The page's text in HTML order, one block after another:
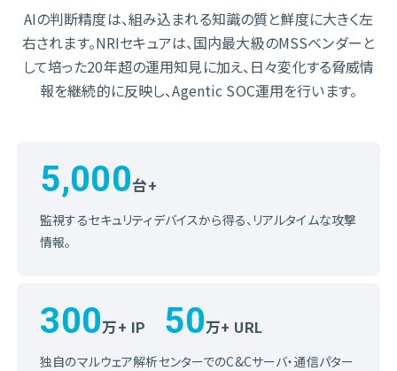
AIの判断精度は、組み込まれる知識の質と鮮度に大きく左
右されます。NRIセキュアは、国内最大級のMSSベンダーと
して培った20年超の運用知見に加え、 日々変化する脅威情
報を継続的に反映し、Agentic SOC運用を行います。
5,000台+
監視するセキュリティデバイスから得る、リアルタイムな攻撃
情報。
300万+ IP 50万+ URL
独自のマルウェア解析センターでのC&Cサーバ・通信パター